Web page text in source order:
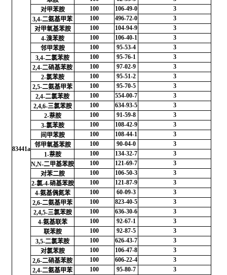
83441a
对甲苯胺
100 106-49-0
3
3,4-二氨基甲苯
100 496-72-0
3
对甲氧基苯胺
100 104-94-9
3
4-溴苯胺
100 106-40-1
3
邻甲苯胺
100 95-53-4
3
3,4-二氯苯胺
100 95-76-1
3
2,4-二硝基苯胺
100 97-02-9
3
2-氯苯胺
100 95-51-2
3
2,5-二氨基甲苯
100 95-70-5
3
2,4-二氯苯胺
100 554-00-7
3
2,4,6-三氯苯胺
100 634-93-5
3
2-萘胺
100 91-59-8
3
3-氯苯胺
100 108-42-9
3
间甲苯胺
100 108-44-1
3
邻甲氧基苯胺
100 90-04-0
3
1-萘胺
100 134-32-7
3
N,N-二甲基苯胺
100 121-69-7
3
对苯二胺
100 106-50-3
3
2-氯-4-硝基苯胺
100 121-87-9
3
4-氨基偶氮苯
100 60-09-3
3
2,6-二氨基甲苯
100 823-40-5
3
2,4,5-三氯苯胺
100 636-30-6
3
4-氨基联苯
100 92-67-1
3
联苯胺
100 92-87-5
3
3,5-二氯苯胺
100 626-43-7
3
对氯苯胺
100 106-47-8
3
2,6-二硝基苯胺
100 606-22-4
3
2,4-二氨基甲苯
100 95-80-7
3